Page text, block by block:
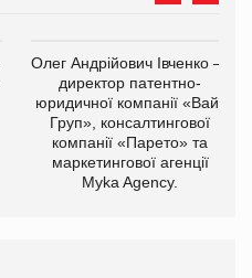
Олег Андрійович Івченко —
директор патентно-
юридичної компанії «Вайз
Груп», консалтингової
компанії «Парето» та
маркетингової агенції
Myka Agency.